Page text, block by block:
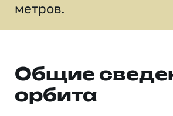
метров.
Общие
орбита